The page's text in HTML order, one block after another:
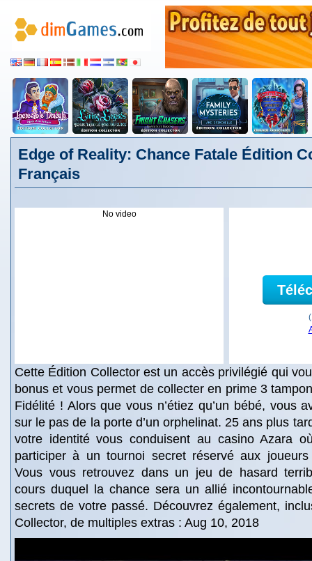
Edge of Reality: Chance Fatale Édition
Français
No video
Cette Édition Collector est un accès privilégié qui
bonus et vous permet de collecter en prime 3
Fidélité ! Alors que vous n’étiez qu’un bébé, vous
sur le pas de la porte d’un orphelinat. 25 ans plus
votre identité vous conduisent au casino Azara
participer à un tournoi secret réservé aux
Vous vous retrouvez dans un jeu de hasard
cours duquel la chance sera un allié
secrets de votre passé. Découvrez également,
Collector, de multiples extras : Aug 10, 2018